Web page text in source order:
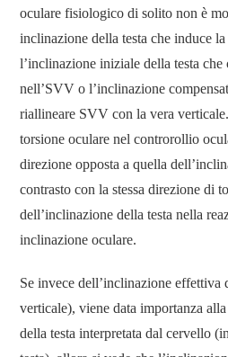
oculare fisiologico di solito non è
inclinazione della testa che induce
l’inclinazione iniziale della testa che
nell’SVV o l’inclinazione
riallineare SVV con la vera
torsione oculare nel controrollio
direzione opposta a quella
contrasto con la stessa direzione di
dell’inclinazione della testa nella
inclinazione oculare.
Se invece dell’inclinazione effettiva
verticale), viene data importanza
della testa interpretata dal cervello